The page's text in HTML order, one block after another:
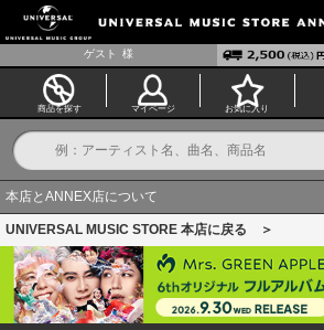
ゲスト 様
商品を探す マイページ お気に入り
本店とANNEX店について
UNIVERSAL MUSIC STORE 本店に戻る ＞